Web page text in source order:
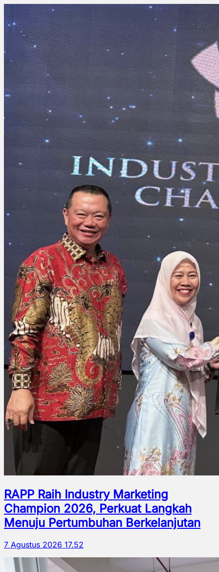
RAPP Raih Industry Marketing
Champion 2026, Perkuat Langkah
Menuju Pertumbuhan Berkelanjutan
7 Agustus 2026 17.52